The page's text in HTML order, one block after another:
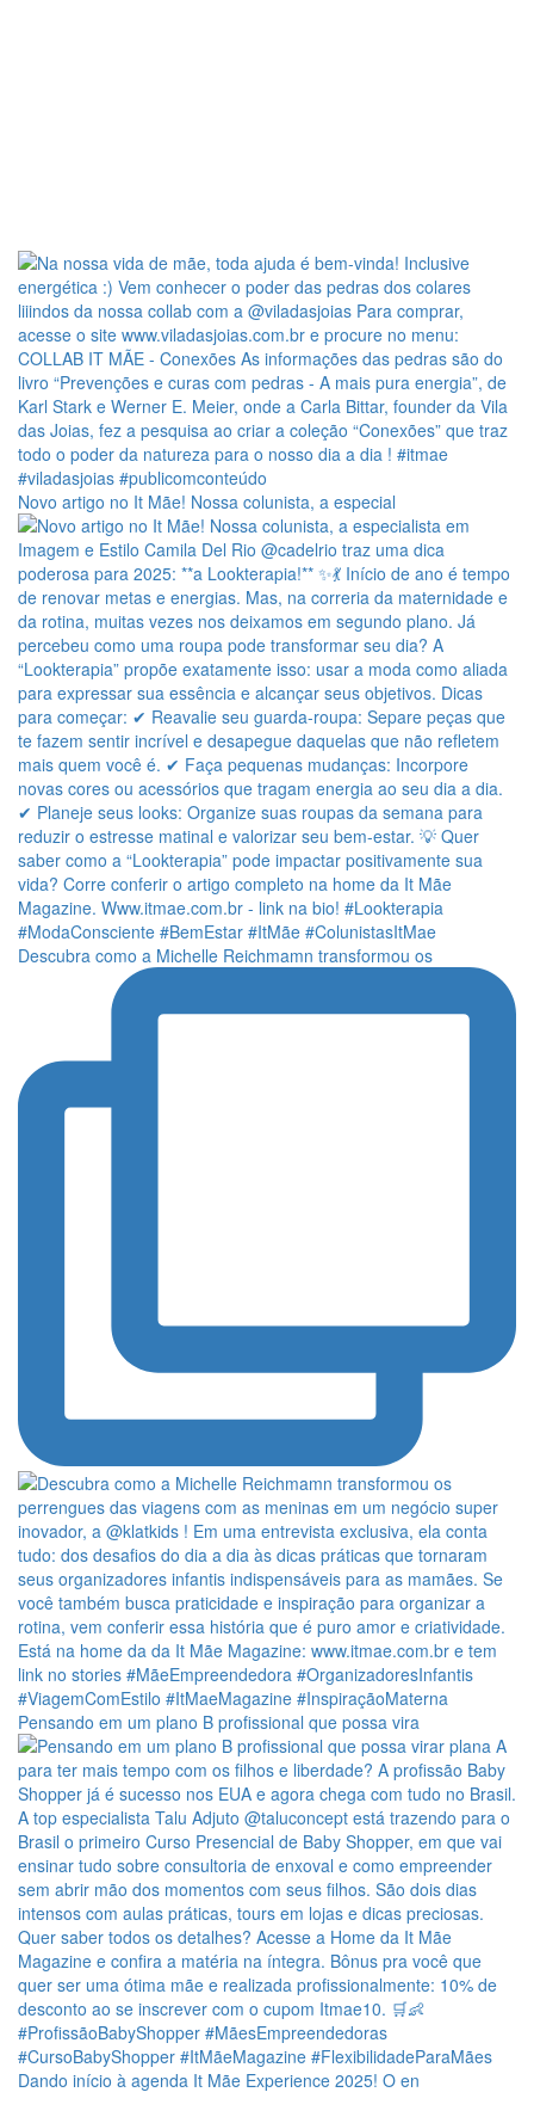
Novo artigo no It Mãe! Nossa colunista, a especial
Descubra como a Michelle Reichmamn transformou os
Pensando em um plano B profissional que possa vira
Dando início à agenda It Mãe Experience 2025! O en